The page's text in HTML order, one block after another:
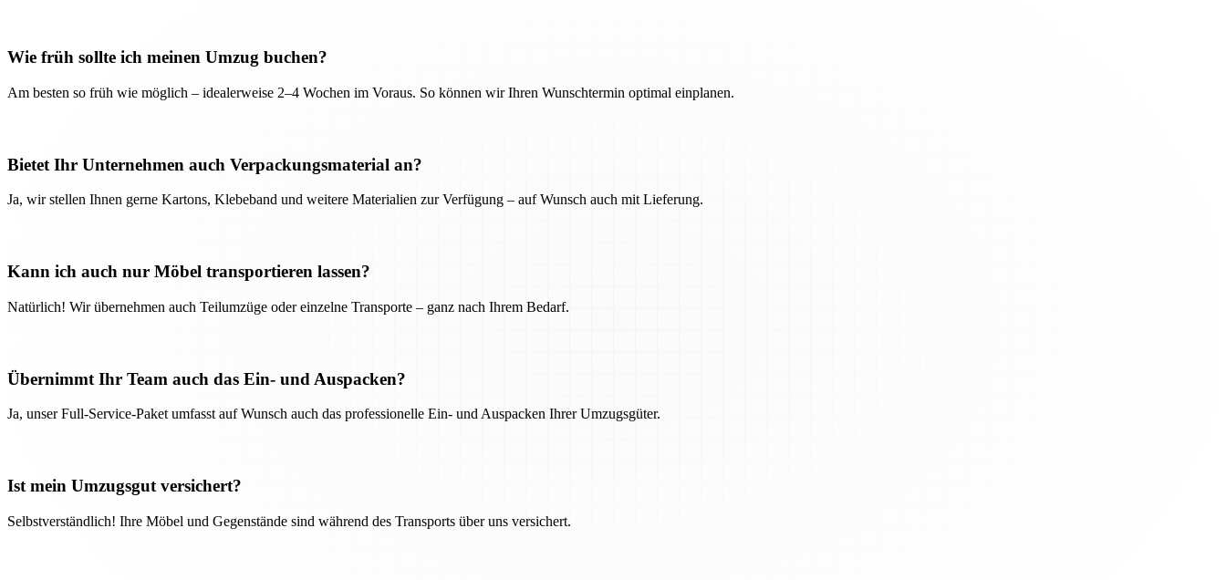
Wie früh sollte ich meinen Umzug buchen?
Am besten so früh wie möglich – idealerweise 2–4 Wochen im Voraus. So können wir Ihren Wunschtermin optimal einplanen.
Bietet Ihr Unternehmen auch Verpackungsmaterial an?
Ja, wir stellen Ihnen gerne Kartons, Klebeband und weitere Materialien zur Verfügung – auf Wunsch auch mit Lieferung.
Kann ich auch nur Möbel transportieren lassen?
Natürlich! Wir übernehmen auch Teilumzüge oder einzelne Transporte – ganz nach Ihrem Bedarf.
Übernimmt Ihr Team auch das Ein- und Auspacken?
Ja, unser Full-Service-Paket umfasst auf Wunsch auch das professionelle Ein- und Auspacken Ihrer Umzugsgüter.
Ist mein Umzugsgut versichert?
Selbstverständlich! Ihre Möbel und Gegenstände sind während des Transports über uns versichert.